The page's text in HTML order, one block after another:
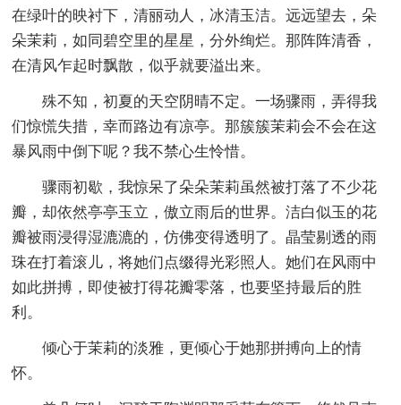
在绿叶的映衬下，清丽动人，冰清玉洁。远远望去，朵
朵茉莉，如同碧空里的星星，分外绚烂。那阵阵清香，
在清风乍起时飘散，似乎就要溢出来。
殊不知，初夏的天空阴晴不定。一场骤雨，弄得我
们惊慌失措，幸而路边有凉亭。那簇簇茉莉会不会在这
暴风雨中倒下呢？我不禁心生怜惜。
骤雨初歇，我惊呆了朵朵茉莉虽然被打落了不少花
瓣，却依然亭亭玉立，傲立雨后的世界。洁白似玉的花
瓣被雨浸得湿漉漉的，仿佛变得透明了。晶莹剔透的雨
珠在打着滚儿，将她们点缀得光彩照人。她们在风雨中
如此拼搏，即使被打得花瓣零落，也要坚持最后的胜
利。
倾心于茉莉的淡雅，更倾心于她那拼搏向上的情
怀。